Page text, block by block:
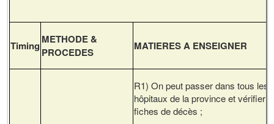
Timing METHODE &
PROCEDES
MATIERES A ENSEIGNER
R1) On peut passer dans tous les
hôpitaux de la province et vérifier
fiches de décès ;